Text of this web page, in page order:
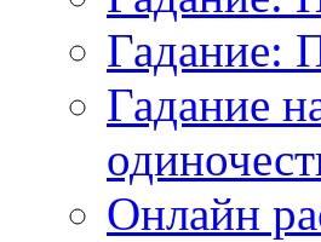
Гадание:
Гадание
Онлайн